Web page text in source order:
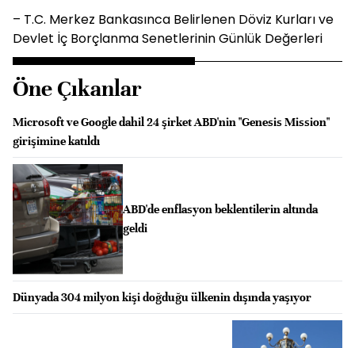
– T.C. Merkez Bankasınca Belirlenen Döviz Kurları ve
Devlet İç Borçlanma Senetlerinin Günlük Değerleri
Öne Çıkanlar
Microsoft ve Google dahil 24 şirket ABD'nin "Genesis Mission"
girişimine katıldı
ABD'de enflasyon beklentilerin altında
geldi
Dünyada 304 milyon kişi doğduğu ülkenin dışında yaşıyor